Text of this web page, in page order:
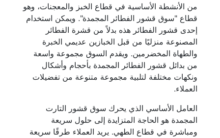
من الأنشطة الأساسية في قطاع الخبز والمعجنات، وهو
قطاع "سوق قشور الفطائر المجمدة". ويمكن استخدام
إحدى قشور الفطائر هذه بدلاً من قشرة الفطائر
المصنوعة منزليًا من قبل الخبازين عديمي الخبرة
والطهاة المخضرمين. ويقدم السوق مجموعة واسعة
من بدائل قشور الفطائر المجمدة بأحجام وأشكال
ونكهات مختلفة لتلبية مجموعة متنوعة من تفضيلات
العملاء.
العامل الأساسي الذي يحرك سوق قشور التارت
المجمدة هو الحاجة المتزايدة إلى حلول سريعة
ومباشرة في قطاع الطهي. يريد العملاء طرقًا سريعة